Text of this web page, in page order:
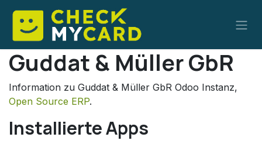
Zum Inhalt springen
Guddat & Müller GbR
Information zu Guddat & Müller GbR Odoo Instanz,
Open Source ERP.
Installierte Apps